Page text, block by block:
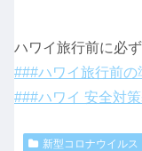
ハワイ旅行前に必
###ハワイ旅行前
###ハワイ 安全対
新型コロナウイルス